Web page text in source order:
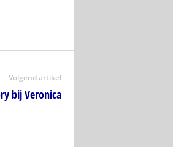
Volgend artikel
bij Veronica